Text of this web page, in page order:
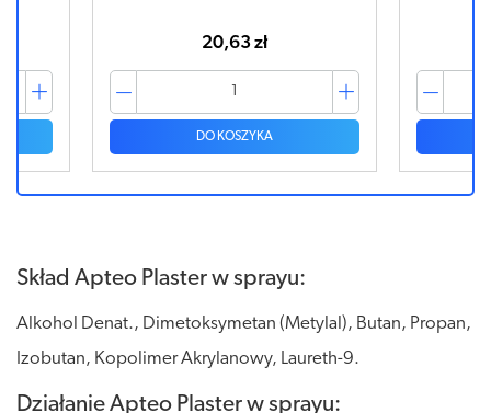
20,63 zł
DO KOSZYKA
Skład Apteo Plaster w sprayu:
Alkohol Denat., Dimetoksymetan (Metylal), Butan, Propan,
Izobutan, Kopolimer Akrylanowy, Laureth-9.
Działanie Apteo Plaster w sprayu: